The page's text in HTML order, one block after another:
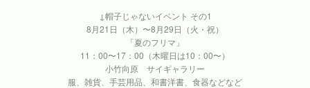
↓帽子じゃないイベント その1
8月21日（木）〜8月29日（火・祝）
「夏のフリマ」
11：00〜17：00（木曜日は10：00〜）
小竹向原 サイギャラリー
服、雑貨、手芸用品、和書洋書、食器などなど